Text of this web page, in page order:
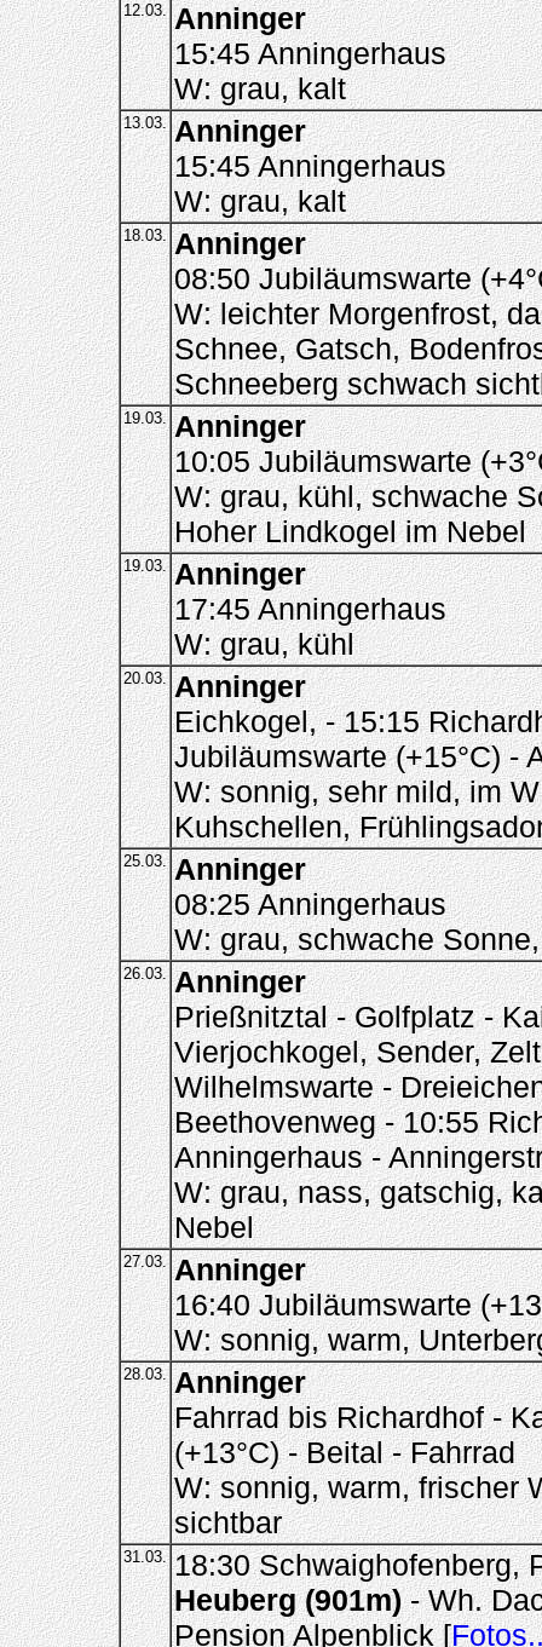
12.03. Anninger
15:45 Anningerhaus
W: grau, kalt
13.03. Anninger
15:45 Anningerhaus
W: grau, kalt
18.03. Anninger
08:50 Jubiläumswarte
W: leichter Morgenfrost,
Schnee, Gatsch,
Schneeberg schwach
19.03. Anninger
10:05 Jubiläumswarte
W: grau, kühl, schwache
Hoher Lindkogel im Nebel
19.03. Anninger
17:45 Anningerhaus
W: grau, kühl
20.03. Anninger
Eichkogel, - 15:15
Jubiläumswarte (+15°C) -
W: sonnig, sehr mild, im
Kuhschellen,
25.03. Anninger
08:25 Anningerhaus
W: grau, schwache
26.03. Anninger
Prießnitztal - Golfplatz -
Vierjochkogel, Sender,
Wilhelmswarte -
Beethovenweg - 10:55
Anningerhaus -
W: grau, nass, gatschig,
Nebel
27.03. Anninger
16:40 Jubiläumswarte
W: sonnig, warm,
28.03. Anninger
Fahrrad bis Richardhof -
(+13°C) - Beital - Fahrrad
W: sonnig, warm, frischer
sichtbar
31.03. 18:30 Schwaighofenberg,
Heuberg (901m)- Wh.
Pension Alpenblick [